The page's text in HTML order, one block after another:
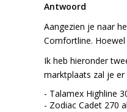
Antwoord
Aangezien je naar
Comfortline.
Ik heb hieronder
marktplaats zal je er
- Talamex Highline
- Zodiac Cadet 270